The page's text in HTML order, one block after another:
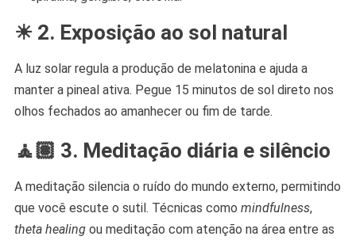
☀ 2. Exposição ao sol natural
A luz solar regula a produção de melatonina e ajuda a
manter a pineal ativa. Pegue 15 minutos de sol direto nos
olhos fechados ao amanhecer ou fim de tarde.
🧘🏽 3. Meditação diária e silêncio
A meditação silencia o ruído do mundo externo, permitindo
que você escute o sutil. Técnicas como mindfulness,
theta healingou meditação com atenção na área entre as